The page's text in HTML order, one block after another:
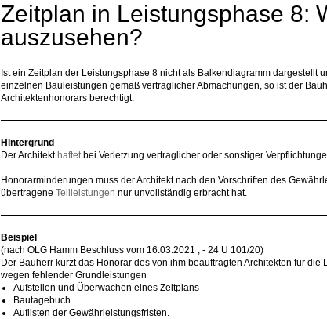
Zeitplan in Leistungsphase 8:
auszusehen?
Ist ein Zeitplan der Leistungsphase 8 nicht als Balkendiagramm dargestellt
einzelnen Bauleistungen gemäß vertraglicher Abmachungen, so ist der
Architektenhonorars berechtigt.
Hintergrund
Der Architekt haftetbei Verletzung vertraglicher oder sonstiger
Honorarminderungen muss der Architekt nach den Vorschriften des
übertragene Teilleistungen nur unvollständig erbracht hat.
Beispiel
(nach OLG Hamm Beschluss vom 16.03.2021 , - 24 U 101/20)
Der Bauherr kürzt das Honorar des von ihm beauftragten Architekten für die
wegen fehlender Grundleistungen
Aufstellen und Überwachen eines Zeitplans
Bautagebuch
Auflisten der Gewährleistungsfristen.